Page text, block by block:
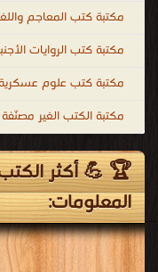
مكتبة كتب المعاجم
مكتبة كتب الروايات
مكتبة كتب علوم
مكتبة الكتب الغير مصنّفة
🏆 💪 أكثر
المعلومات: